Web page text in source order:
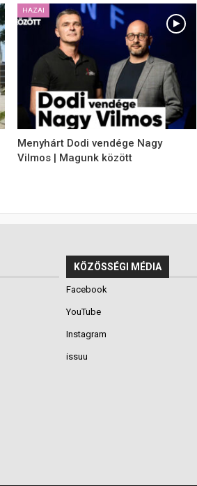
HAZAI
Menyhárt Dodi vendége Nagy
Vilmos | Magunk között
KÖZÖSSÉGI MÉDIA
Facebook
YouTube
Instagram
issuu